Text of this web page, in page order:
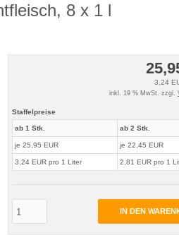
8 x 1 l
3,24
inkl. 19 % MwSt. zzgl.
Staffelpreise
ab 1 Stk.
je 25,95 EUR
3,24 EUR pro 1 Liter
ab 2 Stk.
je 22,45 EUR
2,81 EUR pro 1
IN DEN